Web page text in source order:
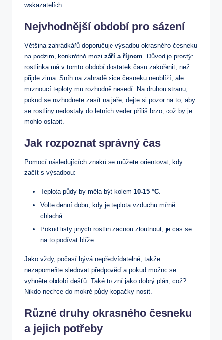
⁢wskazatelích.
Nejvhodnější období pro sázení
Většina zahrádkářů doporučuje výsadbu okrasného česneku
na podzim,‌ konkrétně mezi září a říjnem. Důvod je prostý:
rostlinka má⁣ v tomto období dostatek času⁤ zakořenit, než
přijde zima. Sníh na zahradě⁣ sice česneku neublíží, ale
mrznoucí teploty ‌mu rozhodně nesedí. Na druhou stranu,⁢
pokud se rozhodnete zasít na jaře, dejte si pozor na to, aby
se rostliny nedostaly do ​letních veder ⁢příliš brzo, což by je
mohlo oslabit.
Jak rozpoznat správný čas
Pomocí následujících znaků se můžete orientovat, kdy
začít s výsadbou:
Teplota ⁣půdy by měla být kolem‍ 10-15 °C.
Volte denní dobu, kdy ⁢je teplota ⁤vzduchu mírně
chladná.
Pokud listy jiných rostlin začnou žloutnout,‍ je⁤ čas se​
na to podívat blíže.
Jako vždy, počasí bývá nepředvídatelné, takže
nezapomeňte sledovat předpověď a‌ pokud možno se
vyhněte období dešťů. Také to zní jako dobrý plán, což?
Nikdo nechce do mokré ⁢půdy kopačky nosit.
Různé druhy ⁢okrasného česneku
a jejich potřeby